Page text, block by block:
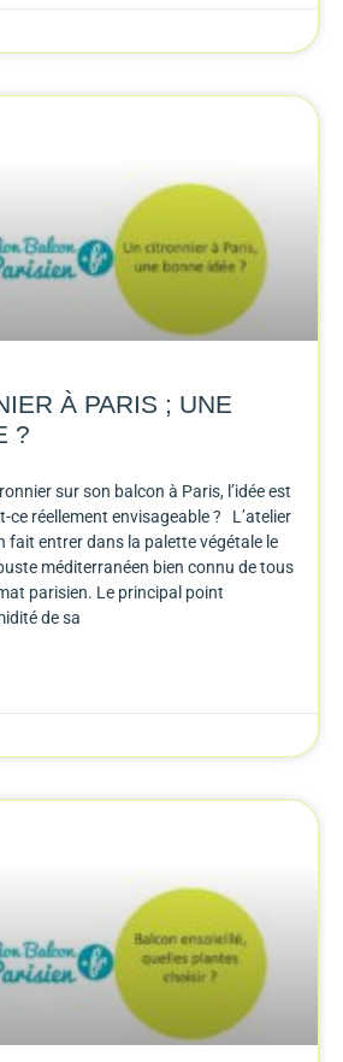
À PARIS ; UNE
?
sur son balcon à Paris, l’idée est
ce réellement envisageable ? L’atelier
fait entrer dans la palette végétale le
méditerranéen bien connu de tous
parisien. Le principal point
de sa